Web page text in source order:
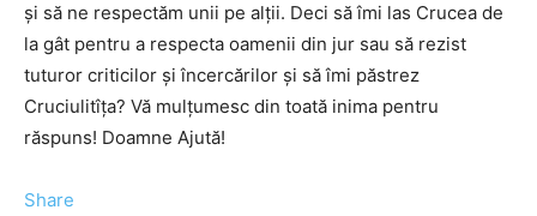
şi să ne respectăm unii pe alţii. Deci să îmi las Crucea de
la gât pentru a respecta oamenii din jur sau să rezist
tuturor criticilor şi încercărilor şi să îmi păstrez
Cruciulitîţa? Vă mulţumesc din toată inima pentru
răspuns! Doamne Ajută!
Share